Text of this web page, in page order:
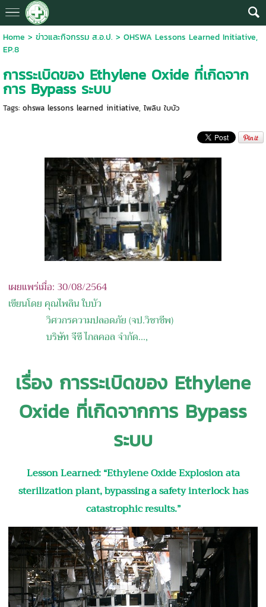
Home > ข่าวและกิจกรรม ส.อ.ป. > OHSWA Lessons Learned Initiative,
EP.8
การระเบิดของ Ethylene Oxide ที่เกิดจาก
การ Bypass ระบบ
Tags: ohswa lessons learned initiative, ไพลิน ใบบัว
เผยแพร่เมื่อ: 30/08/2564
เขียนโดย คุณไพลิน ใบบัว
วิศวกรความปลอดภัย(จป.วิชาชีพ)
บริษัทจีซี ไกลคอล จำกัด...,
เรื่อง การระเบิดของ Ethylene
Oxide ที่เกิดจากการ Bypass
ระบบ
Lesson Learned: “Ethylene Oxide Explosion ata
sterilization plant, bypassing a safety interlock has
catastrophic results.”